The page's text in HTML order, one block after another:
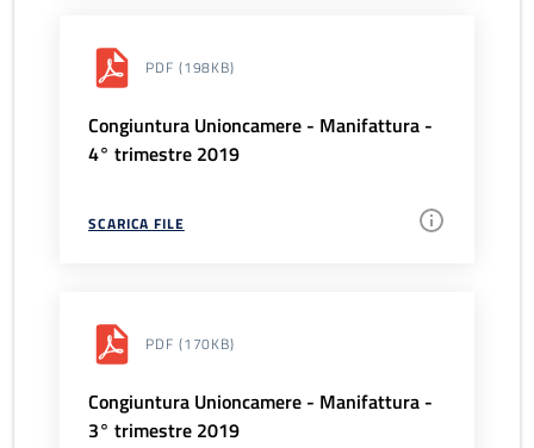
PDF (198KB)
Congiuntura Unioncamere - Manifattura -
4° trimestre 2019
SCARICA FILE
PDF (170KB)
Congiuntura Unioncamere - Manifattura -
3° trimestre 2019